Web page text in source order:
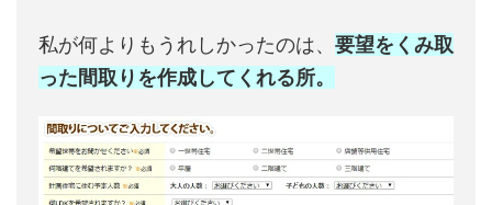
私が何よりもうれしかったのは、 要望をくみ取
った間取りを作成してくれる所。